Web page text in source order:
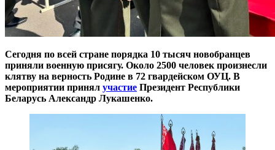
Сегодня по всей стране порядка 10 тысяч новобранцев
приняли военную присягу. Около 2500 человек произнесли
клятву на верность Родине в 72 гвардейском ОУЦ. В
мероприятии принял участие Президент Республики
Беларусь Александр Лукашенко.